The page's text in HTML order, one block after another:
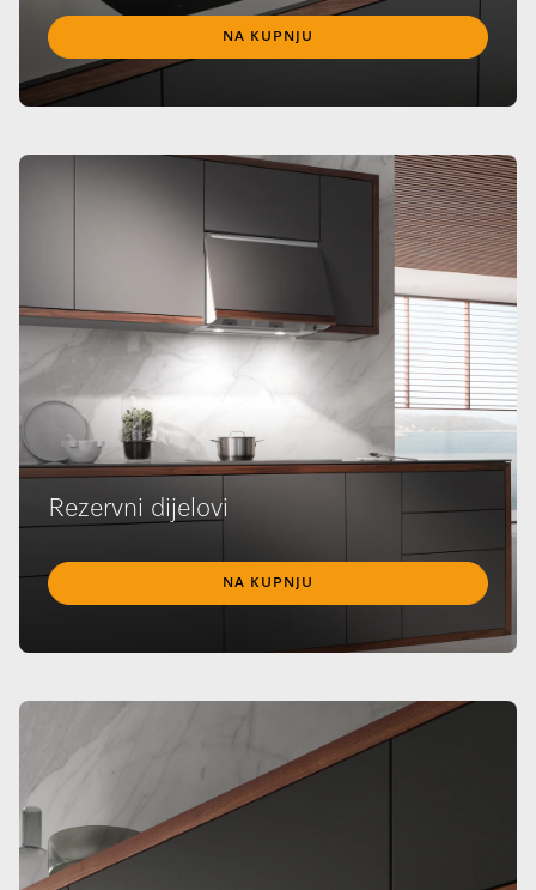
NA KUPNJU
Rezervni dijelovi
NA KUPNJU